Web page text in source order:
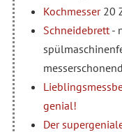
Kochmesser20
Schneidebrett-
genial!
Der